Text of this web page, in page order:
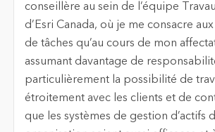
conseillère au sein de l’équipe
d’Esri Canada, où je me consacre
de tâches qu’au cours de mon
assumant davantage de
particulièrement la possibilité de
étroitement avec les clients et de
que les systèmes de gestion d’actifs